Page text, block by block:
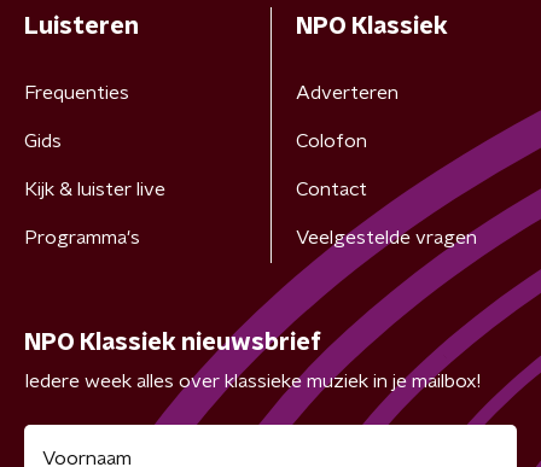
Luisteren
Frequenties
Gids
Kijk & luister live
Programma's
NPO Klassiek
Adverteren
Colofon
Contact
Veelgestelde vragen
NPO Klassiek nieuwsbrief
Iedere week alles over klassieke muziek in je mailbox!